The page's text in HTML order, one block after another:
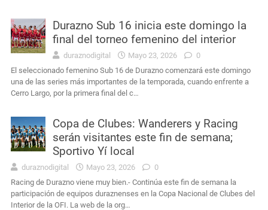
Durazno Sub 16 inicia este domingo la
final del torneo femenino del interior
duraznodigital Mayo 23, 2026
0
El seleccionado femenino Sub 16 de Durazno comenzará este domingo
una de las series más importantes de la temporada, cuando enfrente a
Cerro Largo, por la primera final del c…
Copa de Clubes: Wanderers y Racing
serán visitantes este fin de semana;
Sportivo Yí local
duraznodigital Mayo 23, 2026
0
Racing de Durazno viene muy bien.- Continúa este fin de semana la
participación de equipos duraznenses en la Copa Nacional de Clubes del
Interior de la OFI. La web de la org…